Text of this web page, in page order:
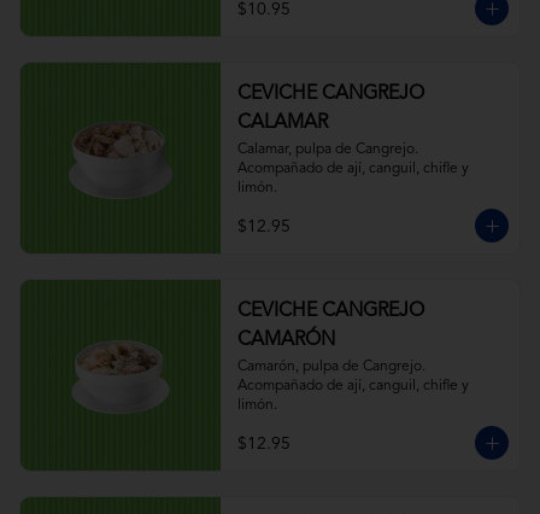
$10.95
CEVICHE CANGREJO
CALAMAR
Calamar, pulpa de Cangrejo.
Acompañado de ají, canguil, chifle y
limón.
$12.95
CEVICHE CANGREJO
CAMARÓN
Camarón, pulpa de Cangrejo.
Acompañado de ají, canguil, chifle y
limón.
$12.95